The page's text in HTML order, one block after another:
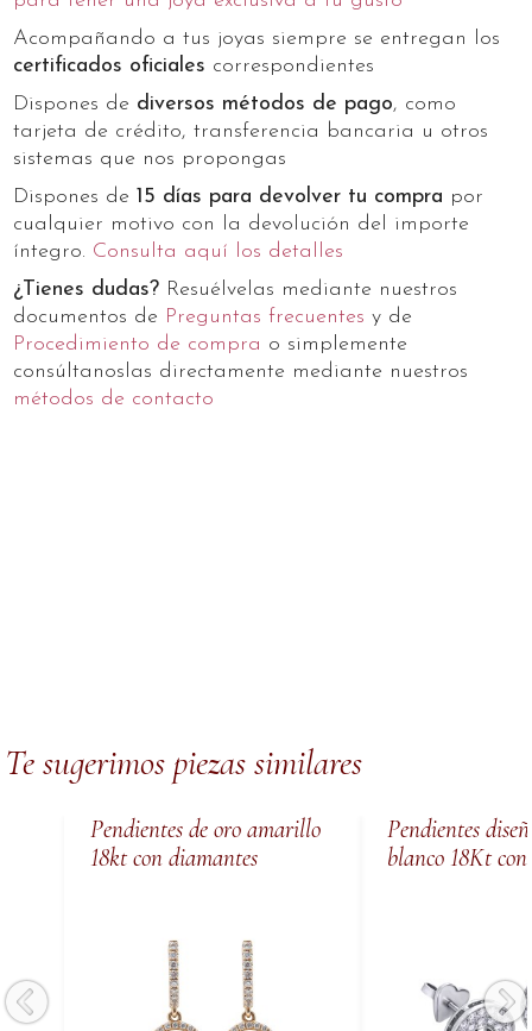
Acompañando a tus joyas siempre se entregan los
certificados oficiales correspondientes
Dispones de diversos métodos de pago, como
tarjeta de crédito, transferencia bancaria u otros
sistemas que nos propongas
Dispones de15 días para devolver tu compra por
cualquier motivo con la devolución del importe
íntegro. Consulta aquí los detalles
¿Tienes dudas? Resuélvelas mediante nuestros
documentos de Preguntas frecuentes y de
Procedimiento de compra o simplemente
consúltanoslas directamente mediante nuestros
métodos de contacto
Te sugerimos piezas similares
Pendientes de oro amarillo
18kt con diamantes
Pendientes
blanco 18Kt